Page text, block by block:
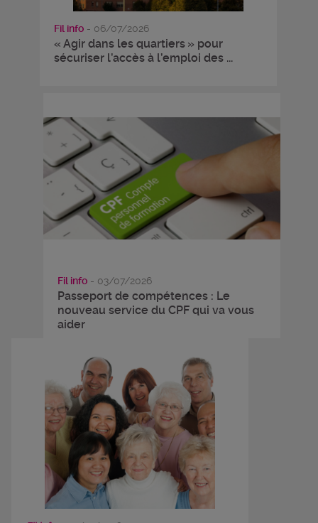
Fil info - 06/07/2026
« Agir dans les quartiers » pour
sécuriser l’accès à l’emploi des ...
Fil info - 03/07/2026
Passeport de compétences : Le
nouveau service du CPF qui va vous
aider